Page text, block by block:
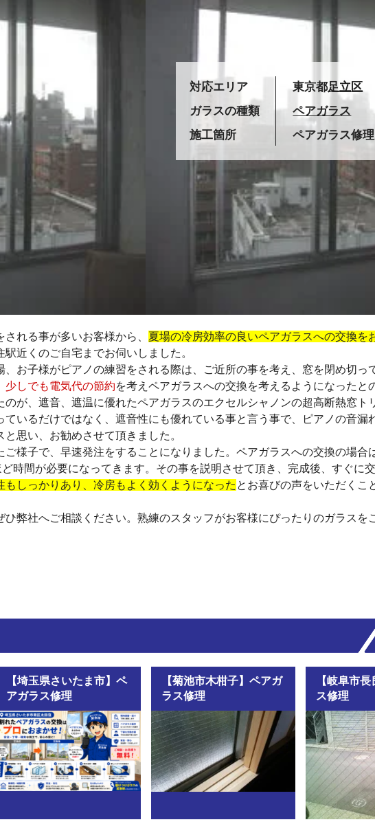
対応エリア 東京都足立区
ガラスの種類
ペアガラス
施工箇所
ペアガラス修理
れる事が多いお客様から、 夏場の冷房効率の良いペアガラスへの交換を
近くのご自宅までお伺いしました。
、お子様がピアノの練習をされる際は、ご近所の事を考え、窓を閉め切っ
少しでも電気代の節約を考えペアガラスへの交換を考えるようになったと
が、遮音、遮温に優れたペアガラスのエクセルシャノンの超高断熱窓ト
ているだけではなく、遮音性にも優れている事と言う事で、ピアノの音漏
思い、お勧めさせて頂きました。
ご様子で、早速発注をすることになりました。ペアガラスへの交換の場合
時間が必要になってきます。その事を説明させて頂き、完成後、すぐに
もしっかりあり、冷房もよく効くようになった とお喜びの声をいただくこ
ひ弊社へご相談ください。熟練のスタッフがお客様にぴったりのガラスを
【埼玉県さいたま市】ペ
アガラス修理
【菊池市木柑子】ペアガ
ラス修理
【岐阜市
ス修理